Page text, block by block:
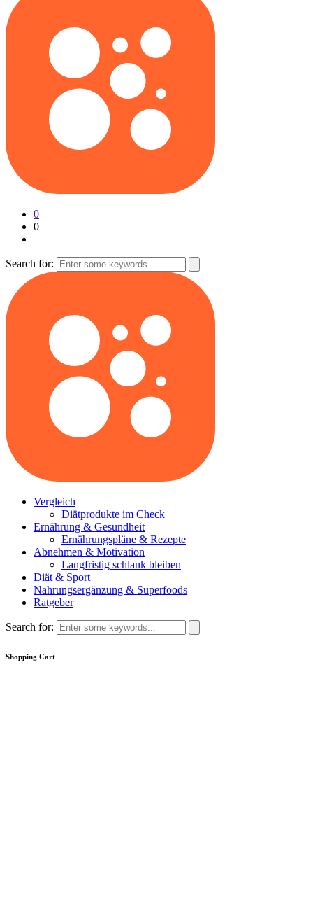
0
0
Search for:
Vergleich
Diätprodukte im Check
Ernährung & Gesundheit
Ernährungspläne & Rezepte
Abnehmen & Motivation
Langfristig schlank bleiben
Diät & Sport
Nahrungsergänzung & Superfoods
Ratgeber
Search for:
Shopping Cart